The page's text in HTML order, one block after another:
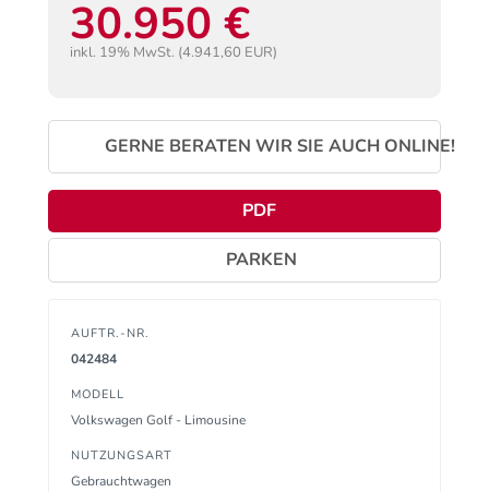
30.950 €
inkl. 19% MwSt. (4.941,60 EUR)
GERNE BERATEN WIR SIE AUCH ONLINE!
PDF
PARKEN
AUFTR.-NR.
042484
MODELL
Volkswagen Golf - Limousine
NUTZUNGSART
Gebrauchtwagen